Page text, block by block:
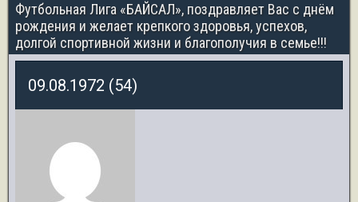
Футбольная Лига «БАЙСАЛ», поздравляет Вас с днём
рождения и желает крепкого здоровья, успехов,
долгой спортивной жизни и благополучия в семье!!!
09.08.1972 (54)